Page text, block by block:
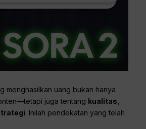
menghasilkan uang bukan hanya
juga tentang kualitas,
. Inilah pendekatan yang telah